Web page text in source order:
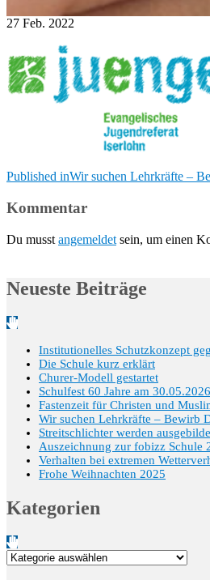
27 Feb. 2022
Beitragsnavigation
Published inWir suchen Lehrkräfte –
Kommentar
Du musst angemeldet sein, um einen
Neueste Beiträge
Institutionelles Schutzkonzept
Die Schule kurz erklärt
Churer-Modell gestartet
Schulfest 60 Jahre am 30.05.2026
Fastenzeit für Christen und
Wir suchen Lehrkräfte – Bewirb
Streitschlichter werden
Auszeichnung zur fobizz Schule
Verhalten bei extremen
Frohe Weihnachten 2025
Kategorien
Kategorien